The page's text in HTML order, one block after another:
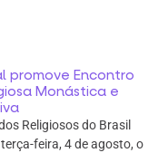
promove Encontro
Monástica e
Religiosos do Brasil
feira, 4 de agosto, o